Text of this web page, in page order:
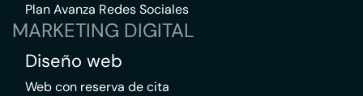
Plan Avanza Redes Sociales
MARKETING DIGITAL
Diseño web
Web con reserva de cita